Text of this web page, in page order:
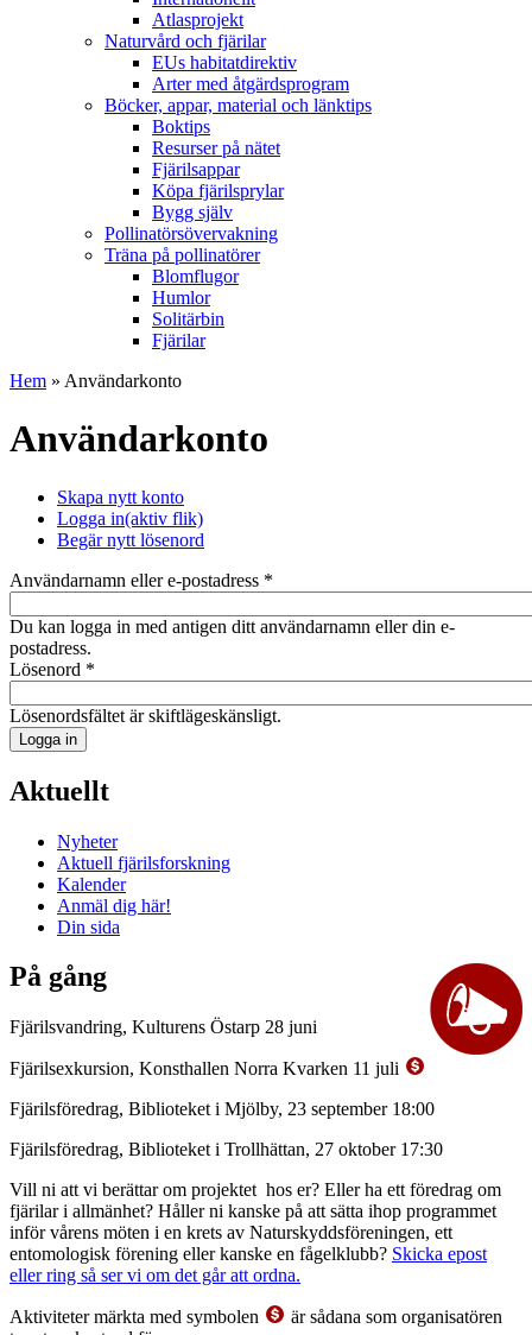
Atlasprojekt
Naturvård och fjärilar
EUs habitatdirektiv
Arter med åtgärdsprogram
Böcker, appar, material och länktips
Boktips
Resurser på nätet
Fjärilsappar
Köpa fjärilsprylar
Bygg själv
Pollinatörsövervakning
Träna på pollinatörer
Blomflugor
Humlor
Solitärbin
Fjärilar
Hem » Användarkonto
Användarkonto
Skapa nytt konto
Logga in(aktiv flik)
Begär nytt lösenord
Användarnamn eller e-postadress *
Du kan logga in med antigen ditt användarnamn eller din e-
postadress.
Lösenord *
Lösenordsfältet är skiftlägeskänsligt.
Aktuellt
Nyheter
Aktuell fjärilsforskning
Kalender
Anmäl dig här!
Din sida
På gång
Fjärilsvandring, Kulturens Östarp 28 juni
Fjärilsexkursion, Konsthallen Norra Kvarken 11 juli
Fjärilsföredrag, Biblioteket i Mjölby, 23 september 18:00
Fjärilsföredrag, Biblioteket i Trollhättan, 27 oktober 17:30
Vill ni att vi berättar om projektet hos er? Eller ha ett föredrag om
fjärilar i allmänhet? Håller ni kanske på att sätta ihop programmet
inför vårens möten i en krets av Naturskyddsföreningen, ett
entomologisk förening eller kanske en fågelklubb? Skicka epost
eller ring så ser vi om det går att ordna.
Aktiviteter märkta med symbolen
är sådana som organisatören